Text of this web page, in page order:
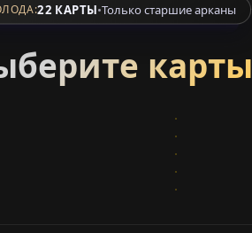
22 КАРТЫ•Только старшие арканы
карты